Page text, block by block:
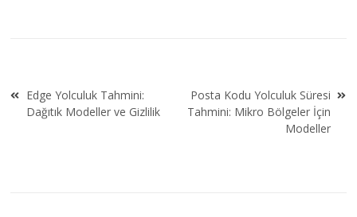
Yazı
gezinmesi
Edge Yolculuk Tahmini:
Dağıtık Modeller ve Gizlilik
Posta Kodu Yolculuk Süresi
Tahmini: Mikro Bölgeler İçin
Modeller